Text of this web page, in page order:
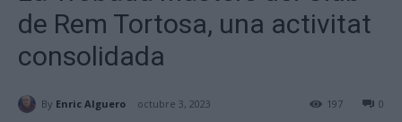
de Rem Tortosa, una activitat
consolidada
By Enric Alguero octubre 3, 2023 0
197